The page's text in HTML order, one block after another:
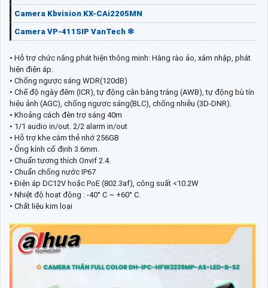
Camera Kbvision KX-CAi2205MN
Camera VP-411SIP VanTech ❇
• Hỗ trợ chức năng phát hiện thông minh: Hàng rào ảo, xâm nhập, phát
hiện điện áp.
• Chống ngược sáng WDR(120dB)
• Chế độ ngày đêm (ICR), tự động cân bằng trắng (AWB), tự động bù tín
hiệu ảnh (AGC), chống ngược sáng(BLC), chống nhiễu (3D-DNR).
• Khoảng cách đèn trợ sáng 40m
• 1/1 audio in/out. 2/2 alarm in/out
• Hỗ trợ khe cắm thẻ nhớ 256GB
• Ống kính cố định 3.6mm.
• Chuẩn tương thích Onvif 2.4.
• Chuẩn chống nước IP67
• Điện áp DC12V hoặc PoE (802.3af), công suất <10.2W
• Nhiệt độ hoạt động : -40° C ~ +60° C.
• Chất liệu kim loại